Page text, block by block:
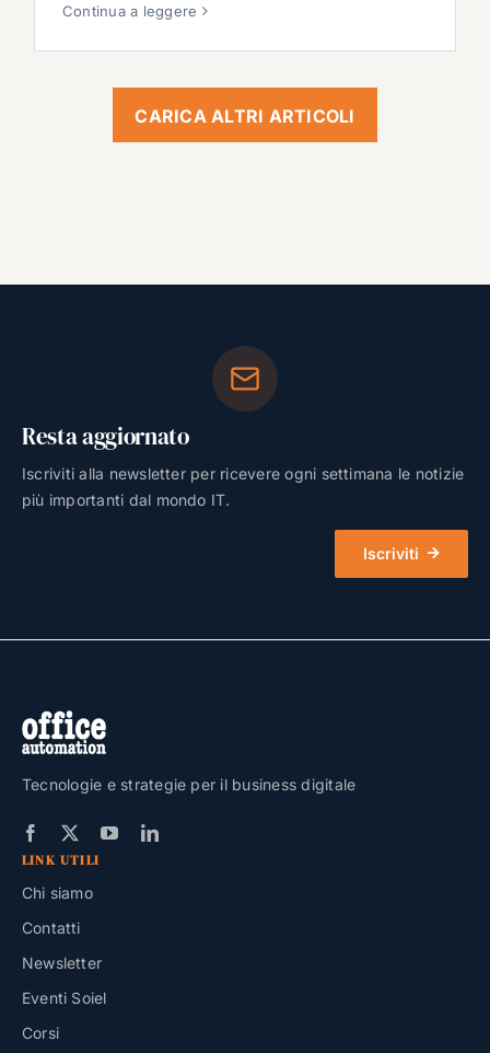
Continua a leggere
CARICA ALTRI ARTICOLI
Resta aggiornato
Iscriviti alla newsletter per ricevere ogni settimana le notizie
più importanti dal mondo IT.
Iscriviti
Tecnologie e strategie per il business digitale
LINK UTILI
Chi siamo
Contatti
Newsletter
Eventi Soiel
Corsi